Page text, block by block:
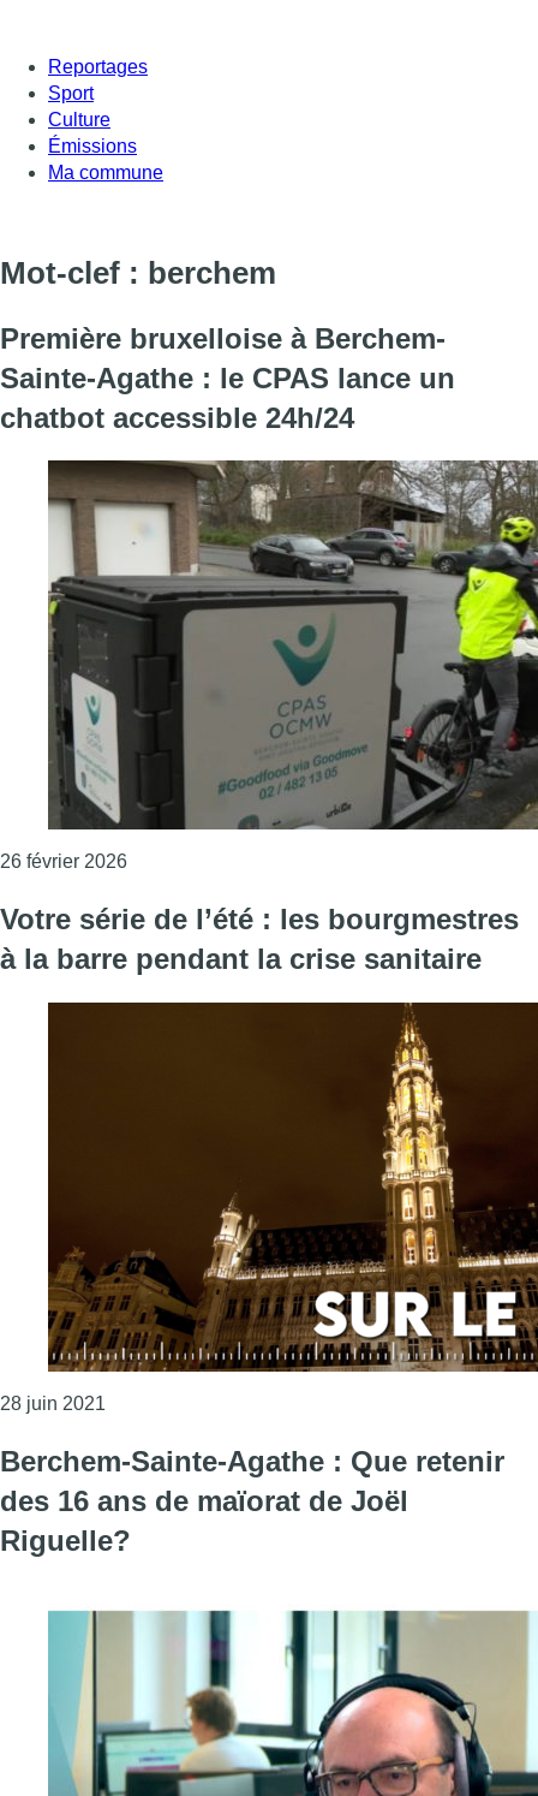
Reportages
Sport
Culture
Émissions
Ma commune
Mot-clef : berchem
Première bruxelloise à Berchem-
Sainte-Agathe : le CPAS lance un
chatbot accessible 24h/24
26 février 2026Consulter l'article "Première bruxelloise à
Votre série de l’été : les bourgmestres
à la barre pendant la crise sanitaire
28 juin 2021
Berchem-Sainte-Agathe : Que retenir
des 16 ans de maïorat de Joël
Riguelle?